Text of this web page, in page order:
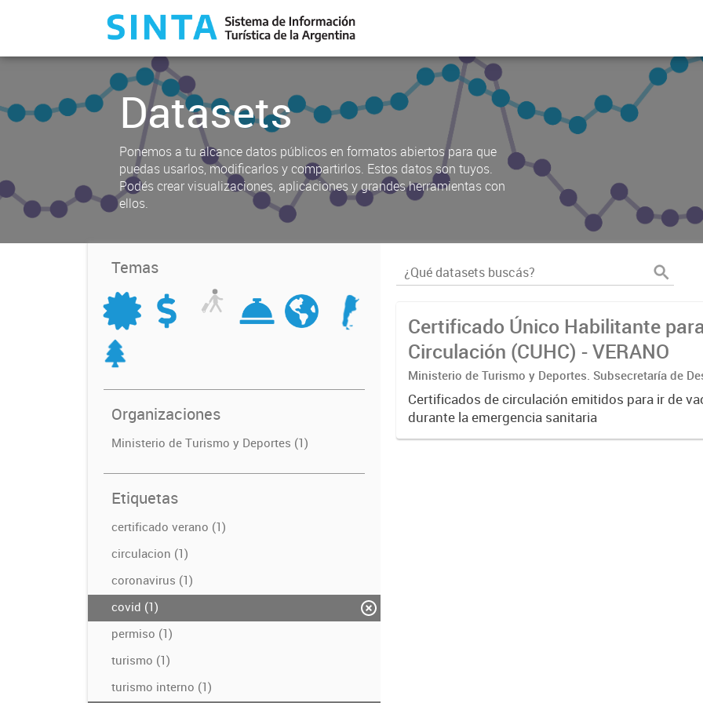
Datasets
Ponemos a tu alcance datos públicos en formatos abiertos para que
puedas usarlos, modificarlos y compartirlos. Estos datos son tuyos.
Podés crear visualizaciones, aplicaciones y grandes herramientas con
ellos.
Temas
Organizaciones
Ministerio de Turismo y Deportes (1)
Etiquetas
certificado verano (1)
circulacion (1)
coronavirus (1)
covid (1)
permiso (1)
turismo (1)
turismo interno (1)
Certificado Único Habilitante
Circulación (CUHC) - VERANO
Ministerio de Turismo y Deportes. Subsecretaría de
Estratégico. Dirección Nacional de Mercados y
Certificados de circulación emitidos para ir de
durante la emergencia sanitaria